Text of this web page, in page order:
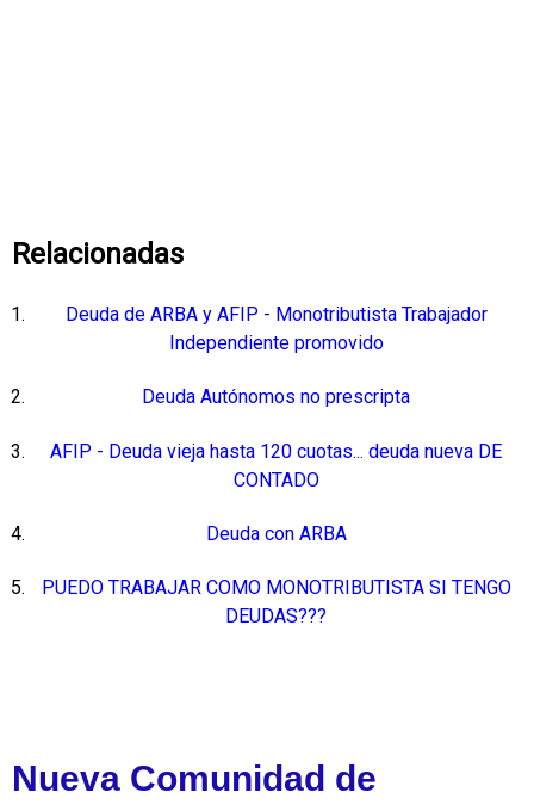
Relacionadas
Deuda de ARBA y AFIP - Monotributista Trabajador
Independiente promovido
Deuda Autónomos no prescripta
AFIP - Deuda vieja hasta 120 cuotas... deuda nueva DE
CONTADO
Deuda con ARBA
PUEDO TRABAJAR COMO MONOTRIBUTISTA SI TENGO
DEUDAS???
Nueva Comunidad de